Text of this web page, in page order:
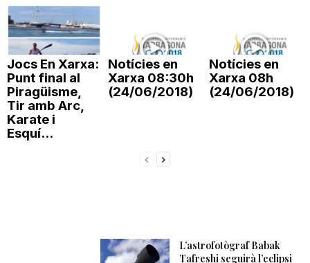
Jocs En Xarxa:
Punt final al
Piragüisme,
Tir amb Arc,
Karate i
Esquí...
Notícies en
Xarxa 08:30h
(24/06/2018)
Notícies en
Xarxa 08h
(24/06/2018)